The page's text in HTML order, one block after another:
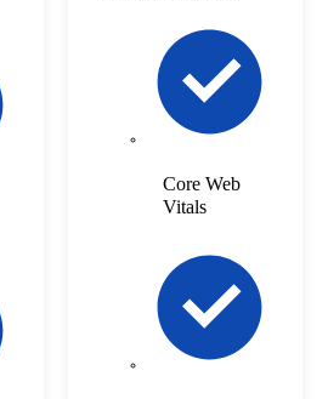
Core Web
Vitals